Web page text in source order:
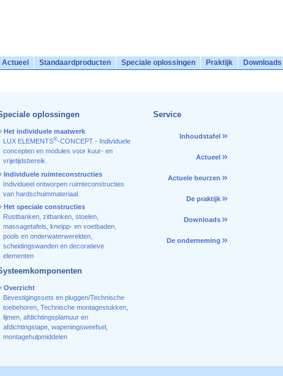
Actueel Standaardproducten Speciale oplossingen Praktijk Downloads
oplossingen
Het individuele maatwerk
LUX ELEMENTS®-CONCEPT - Individuele
concepten en modules voor kuur- en
vrijetijdsbereik.
Individuele ruimteconstructies
Individueel ontworpen ruimteconstructies
van hardschuimmateriaal.
Het speciale constructies
Rustbanken, zitbanken, stoelen,
massagetafels, kneipp- en voetbaden,
pools en onderwaterwerelden,
scheidingswanden en decoratieve
elementen
Overzicht
Bevestigingssets en pluggen/Technische
toebehoren, Technische montagestukken,
lijmen, afdichtingsplamuur en
afdichtingstape, wapeningsweefsel
montagehulpmiddelen
Service
Inhoudstafel
Actueel
Actuele beurzen
De praktijk
Downloads
De onderneming